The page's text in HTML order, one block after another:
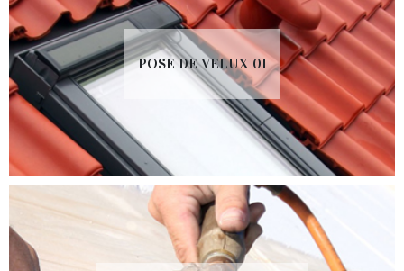
POSE DE VELUX 01